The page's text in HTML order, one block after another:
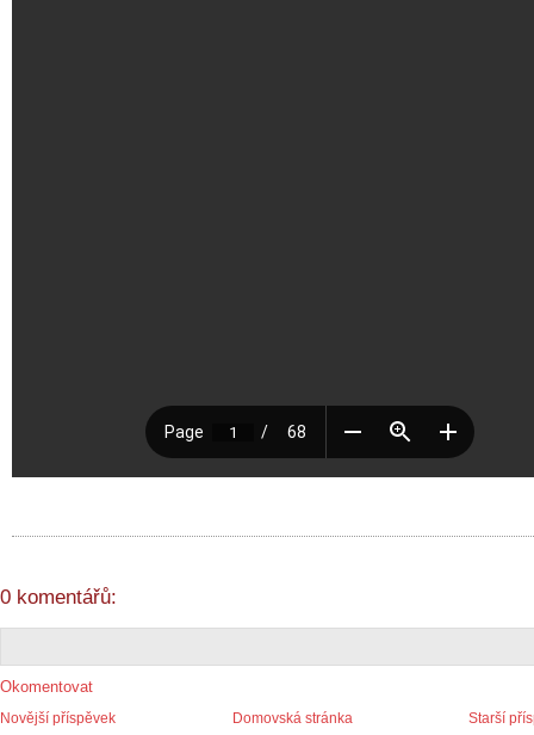
0 komentářů:
Okomentovat
Novější příspěvek Starší
Domovská stránka